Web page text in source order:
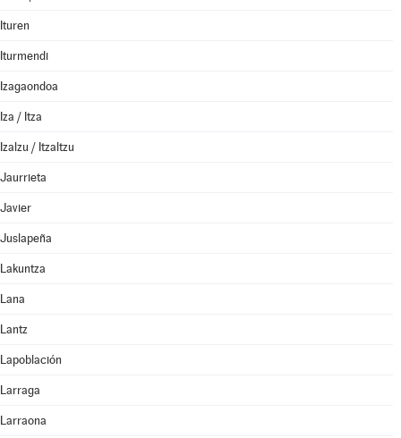
Ituren
Iturmendi
Izagaondoa
Iza / Itza
Izalzu / Itzaltzu
Jaurrieta
Javier
Juslapeña
Lakuntza
Lana
Lantz
Lapoblación
Larraga
Larraona